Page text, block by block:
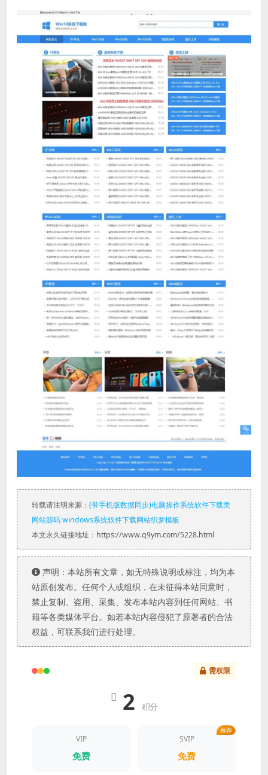
转载请注明来源： (带手机版数据同步)电脑操作系统软件下载类
网站源码 windows系统软件下载网站织梦模板
本文永久链接地址：https://www.q9ym.com/5228.html
声明：本站所有文章，如无特殊说明或标注，均为本
站原创发布。任何个人或组织，在未征得本站同意时，
禁止复制、盗用、采集、发布本站内容到任何网站、书
籍等各类媒体平台。如若本站内容侵犯了原著者的合法
权益，可联系我们进行处理。
需权限
2 积分
VIP
免费
推荐
SVIP
免费